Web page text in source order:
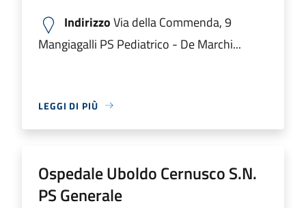
IndirizzoVia della Commenda, 9
Mangiagalli PS Pediatrico - De Marchi...
LEGGI DI PIÙ
Ospedale Uboldo Cernusco S.N.
PS Generale